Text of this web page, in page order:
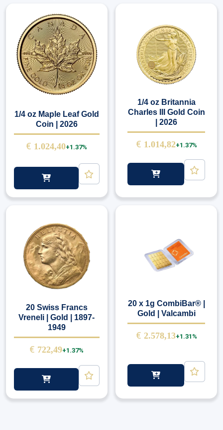
1/4 oz Maple Leaf Gold
Coin | 2026
€ 1.024,40+1.37%
1/4 oz Britannia
Charles III Gold Coin
| 2026
€ 1.014,82+1.37%
20 Swiss Francs
Vreneli | Gold | 1897-
1949
€ 722,49+1.37%
20 x 1g CombiBar® |
Gold | Valcambi
€ 2.578,13+1.31%